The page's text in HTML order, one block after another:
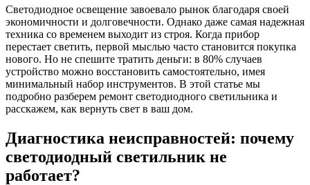
Светодиодное освещение завоевало рынок благодаря своей
экономичности и долговечности. Однако даже самая надежная
техника со временем выходит из строя. Когда прибор
перестает светить, первой мыслью часто становится покупка
нового. Но не спешите тратить деньги: в 80% случаев
устройство можно восстановить самостоятельно, имея
минимальный набор инструментов. В этой статье мы
подробно разберем ремонт светодиодного светильника и
расскажем, как вернуть свет в ваш дом.
Диагностика неисправностей: почему
светодиодный светильник не
работает?